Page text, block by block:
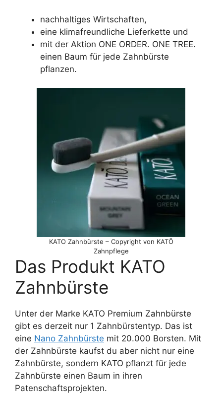
nachhaltiges Wirtschaften,
eine klimafreundliche Lieferkette und
mit der Aktion ONE ORDER. ONE TREE.
einen Baum für jede Zahnbürste
pflanzen.
KATO Zahnbürste – Copyright von KATŌ
Zahnpflege
Das Produkt KATO
Zahnbürste
Unter der Marke KATO Premium Zahnbürste
gibt es derzeit nur 1 Zahnbürstentyp. Das ist
eine Nano Zahnbürste mit 20.000 Borsten. Mit
der Zahnbürste kaufst du aber nicht nur eine
Zahnbürste, sondern KATO pflanzt für jede
Zahnbürste einen Baum in ihren
Patenschaftsprojekten.